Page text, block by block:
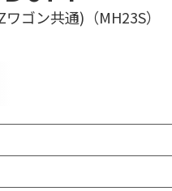
ゴン共通)（MH23S）